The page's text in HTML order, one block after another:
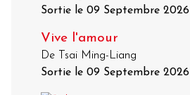
Sortie le 09 Septembre 2026
Vive l'amour
De Tsai Ming-Liang
Sortie le 09 Septembre 2026